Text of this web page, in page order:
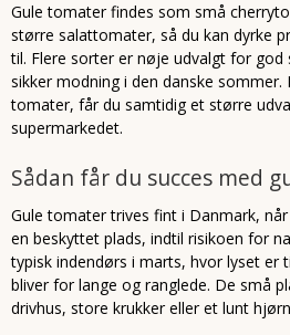
Gule tomater findes som små
større salattomater, så du kan dyrke
til. Flere sorter er nøje udvalgt for
sikker modning i den danske sommer.
tomater, får du samtidig et større
supermarkedet.
Sådan får du succes med
Gule tomater trives fint i Danmark,
en beskyttet plads, indtil risikoen for
typisk indendørs i marts, hvor lyset er
bliver for lange og ranglede. De små
drivhus, store krukker eller et lunt